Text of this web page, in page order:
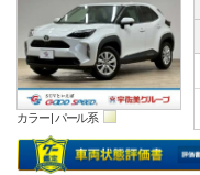
カラー | パール系